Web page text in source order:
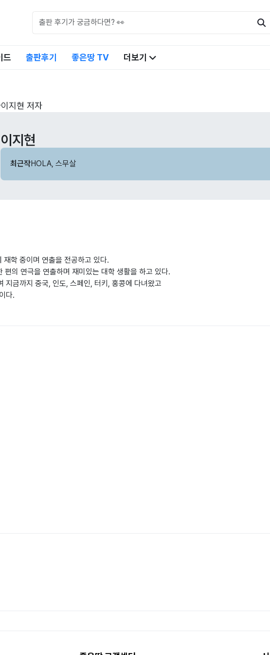
드 출판후기 좋은땅 TV 더보기
이지현 저자
이지현
최근작HOLA, 스무살
재학 중이며 연출을 전공하고 있다.
편의 연극을 연출하며 재미있는 대학 생활을 하고 있다.
지금까지 중국, 인도, 스페인, 터키, 홍콩에 다녀왔고
다.